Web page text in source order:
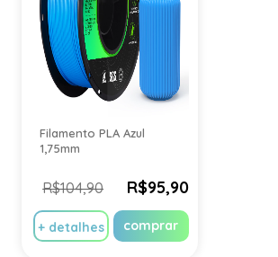
Filamento PLA Azul
1,75mm
R$104,90 R$95,90
+ detalhes comprar